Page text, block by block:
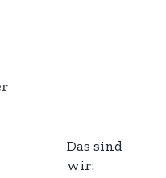
Das sind
wir: